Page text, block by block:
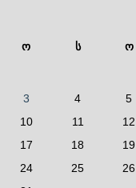
ო ს ო
3
4 5
10
11 12
17
18 19
24
25 26